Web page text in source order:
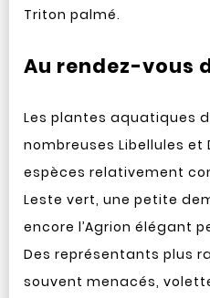
Triton palmé.
Au rendez-vous
Les plantes aquatiques
nombreuses Libellules et
espèces relativement
Leste vert, une petite
encore l’Agrion élégant
Des représentants plus
souvent menacés,